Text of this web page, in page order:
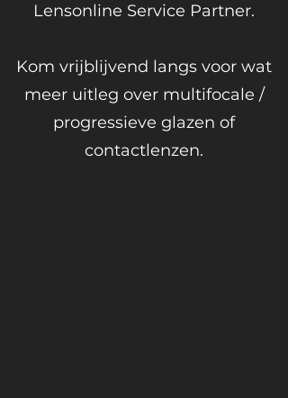
Lensonline Service Partner.
Kom vrijblijvend langs voor wat
meer uitleg over multifocale /
progressieve glazen of
contactlenzen.